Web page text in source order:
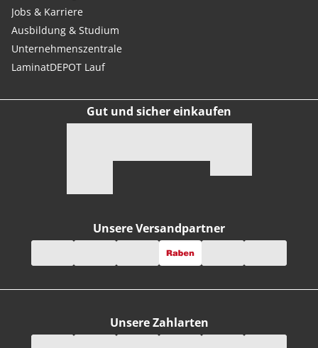
Jobs & Karriere
Ausbildung & Studium
Unternehmenszentrale
LaminatDEPOT Lauf
Gut und sicher einkaufen
Unsere Zahlarten
Unsere Versandpartner